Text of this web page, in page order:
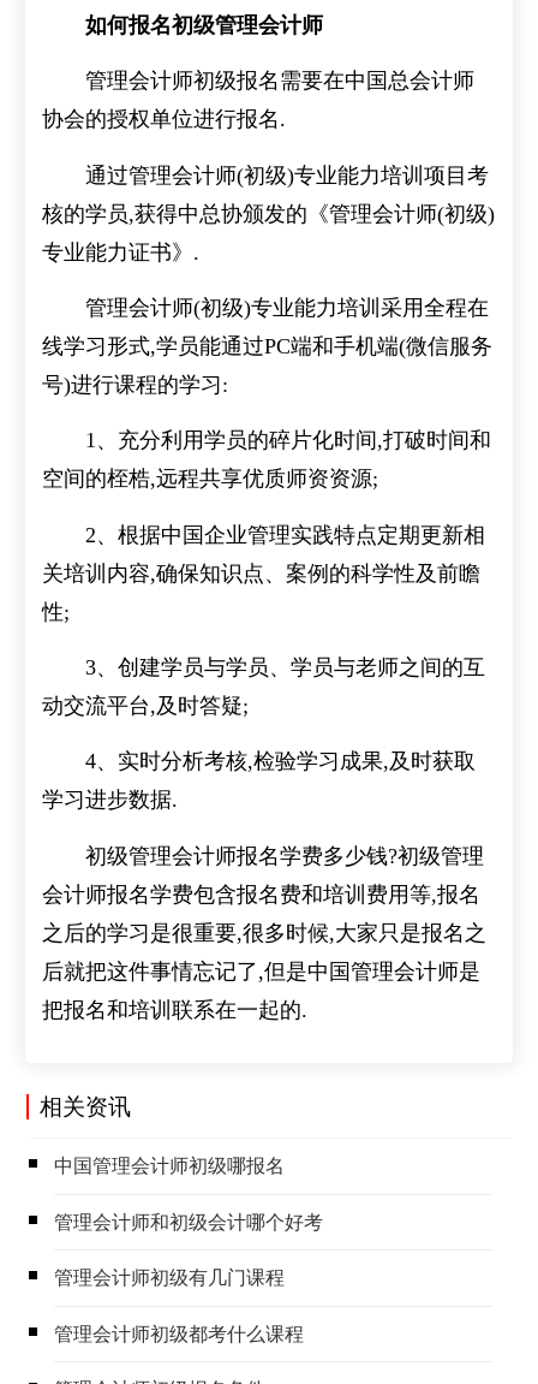
如何报名初级管理会计师
管理会计师初级报名需要在中国总会计师
协会的授权单位进行报名.
通过管理会计师(初级)专业能力培训项目考
核的学员,获得中总协颁发的《管理会计师(初级)
专业能力证书》.
管理会计师(初级)专业能力培训采用全程在
线学习形式,学员能通过PC端和手机端(微信服务
号)进行课程的学习:
1、充分利用学员的碎片化时间,打破时间和
空间的桎梏,远程共享优质师资资源;
2、根据中国企业管理实践特点定期更新相
关培训内容,确保知识点、案例的科学性及前瞻
性;
3、创建学员与学员、学员与老师之间的互
动交流平台,及时答疑;
4、实时分析考核,检验学习成果,及时获取
学习进步数据.
初级管理会计师报名学费多少钱?初级管理
会计师报名学费包含报名费和培训费用等,报名
之后的学习是很重要,很多时候,大家只是报名之
后就把这件事情忘记了,但是中国管理会计师是
把报名和培训联系在一起的.
相关资讯
​中国管理会计师初级哪报名
​管理会计师和初级会计哪个好考
​管理会计师初级有几门课程
​管理会计师初级都考什么课程